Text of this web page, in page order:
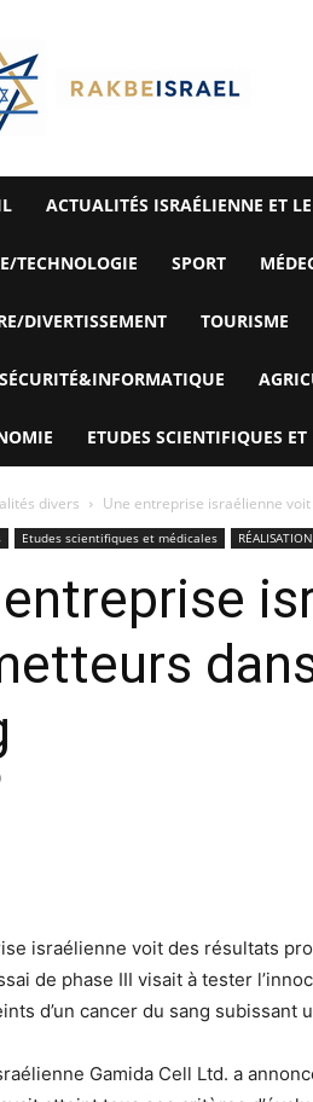
ACTUALITÉS ISRAÉLIENNE ET
TECHNOLOGIE SPORT
DIVERTISSEMENT TOURISME
ETUDES SCIENTIFIQUES
divers Une entreprise israélienne
Etudes scientifiques et médicales
israélienne voit des résultats
de phase III visait à tester
d’un cancer du sang subissant
Gamida Cell Ltd. a